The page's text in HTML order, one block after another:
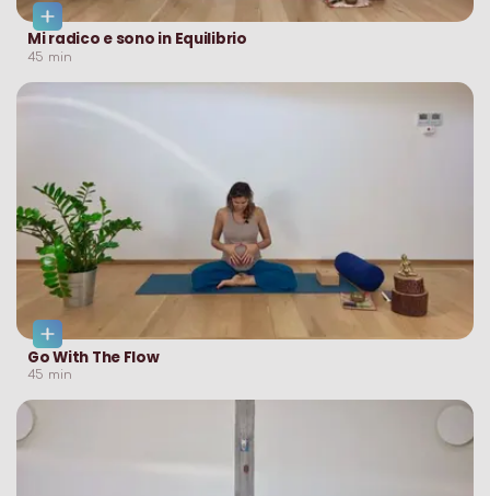
Mi radico e sono in Equilibrio
45 min
Go With The Flow
45 min